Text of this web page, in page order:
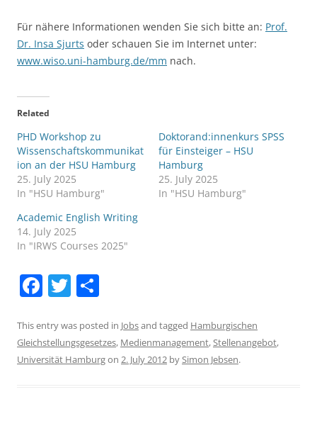
Für nähere Informationen wenden Sie sich bitte an: Prof.
Dr. Insa Sjurts oder schauen Sie im Internet unter:
www.wiso.uni-hamburg.de/mm nach.
Related
PHD Workshop zu
Wissenschaftskommunikat
ion an der HSU Hamburg
25. July 2025
In "HSU Hamburg"
Doktorand:innenkurs SPSS
für Einsteiger – HSU
Hamburg
25. July 2025
In "HSU Hamburg"
Academic English Writing
14. July 2025
In "IRWS Courses 2025"
F
c
e
T
itt
er
ar
e
This entry was posted in Jobsand tagged Hamburgischen
Gleichstellungsgesetzes, Medienmanagement,Stellenangebot,
Universität Hamburgon 2. July 2012 bySimon Jebsen.